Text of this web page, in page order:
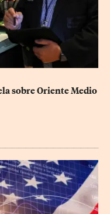
sobre Oriente Medio